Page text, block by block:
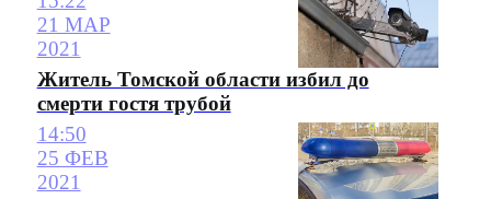
21 МАР
2021
Житель Томской области избил до
смерти гостя трубой
14:50
25 ФЕВ
2021